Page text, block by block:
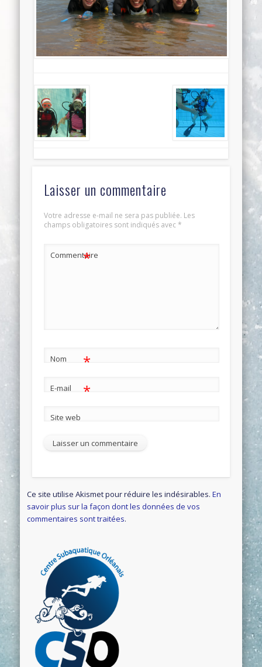
Laisser un commentaire
Votre adresse e-mail ne sera pas publiée. Les
champs obligatoires sont indiqués avec*
Commentaire
*
Nom *
E-mail *
Site web
Ce site utilise Akismet pour réduire les indésirables.En
savoir plus sur la façon dont les données de vos
commentaires sont traitées.